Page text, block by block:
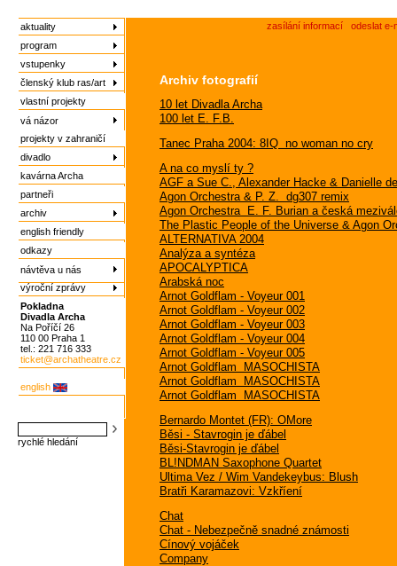
aktuality
program
vstupenky
členský klub ras/art
vlastní projekty
vá názor
projekty v zahraničí
divadlo
kavárna Archa
partneři
archiv
english friendly
odkazy
návtěva u nás
výroční zprávy
Pokladna
Divadla Archa
Na Poříčí 26
110 00 Praha 1
tel.: 221 716 333
ticket@archatheatre.cz
english
rychlé hledání
zasílání informací odeslat e-
Archiv fotografií
10 let Divadla Archa
100 let E. F.B.
Tanec Praha 2004: 8IQ  no woman no cry
A na co myslí ty ?
AGF a Sue C., Alexander Hacke & Danielle
Agon Orchestra & P. Z.  dg307 remix
Agon Orchestra  E. F. Burian a česká
The Plastic People of the Universe & Agon
ALTERNATIVA 2004
Analýza a syntéza
APOCALYPTICA
Arabská noc
Arnot Goldflam - Voyeur 001
Arnot Goldflam - Voyeur 002
Arnot Goldflam - Voyeur 003
Arnot Goldflam - Voyeur 004
Arnot Goldflam - Voyeur 005
Arnot Goldflam  MASOCHISTA
Arnot Goldflam  MASOCHISTA
Arnot Goldflam  MASOCHISTA
Bernardo Montet (FR): OMore
Běsi - Stavrogin je ďábel
Běsi-Stavrogin je ďábel
BL!NDMAN Saxophone Quartet
Ultima Vez / Wim Vandekeybus: Blush
Bratři Karamazovi: Vzkříení
Chat
Chat - Nebezpečně snadné známosti
Cínový vojáček
Company